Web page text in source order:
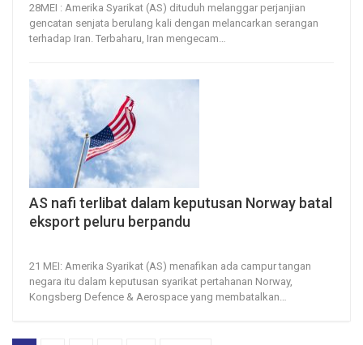
28MEI : Amerika Syarikat (AS) dituduh melanggar perjanjian
gencatan senjata berulang kali dengan melancarkan serangan
terhadap Iran. Terbaharu, Iran mengecam
AS nafi terlibat dalam keputusan Norway batal
eksport peluru berpandu
21 MEI: Amerika Syarikat (AS) menafikan ada campur tangan
negara itu dalam keputusan syarikat pertahanan Norway,
Kongsberg Defence & Aerospace yang membatalkan…